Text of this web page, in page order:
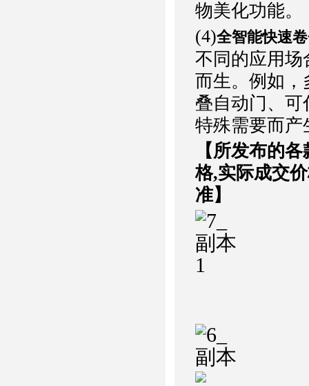
物美化功能。
(4)全智能快速
不同的应用场
而生。例如，
叠自动门、
特殊需要而产
【所发布的
格,实际成交
准】